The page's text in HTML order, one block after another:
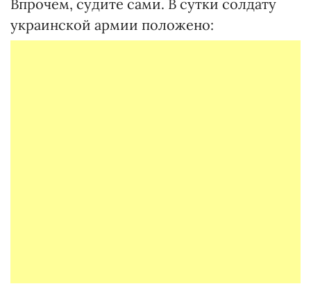
Впрочем, судите сами. В сутки солдату
украинской армии положено: